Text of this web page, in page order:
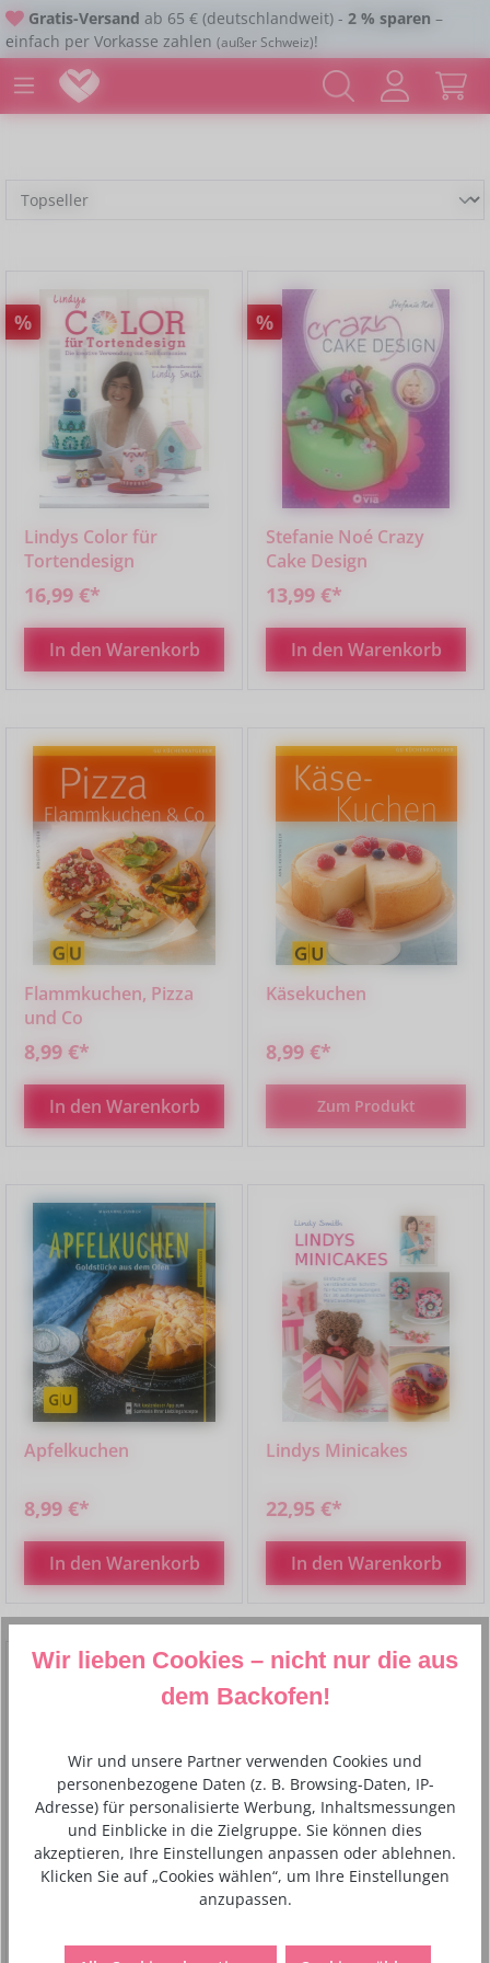
Zum Hauptinhalt springen
Gratis-Versand ab 65 € (deutschlandweit) - 2 % sparen –
einfach per Vorkasse zahlen (außer Schweiz)!
Rabatt
%
Lindys Color für
Tortendesign
16,99 €*
In den Warenkorb
Rabatt
%
Stefanie Noé Crazy
Cake Design
13,99 €*
In den Warenkorb
Flammkuchen, Pizza
und Co
8,99 €*
In den Warenkorb
Käsekuchen
8,99 €*
Zum Produkt
Apfelkuchen
8,99 €*
In den Warenkorb
Lindys Minicakes
22,95 €*
In den Warenkorb
Wir lieben Cookies – nicht nur die aus
dem Backofen!
Wir und unsere Partner verwenden Cookies und
personenbezogene Daten (z. B. Browsing-Daten, IP-
Adresse) für personalisierte Werbung, Inhaltsmessungen
und Einblicke in die Zielgruppe. Sie können dies
akzeptieren, Ihre Einstellungen anpassen oder ablehnen.
Klicken Sie auf „Cookies wählen“, um Ihre Einstellungen
anzupassen.